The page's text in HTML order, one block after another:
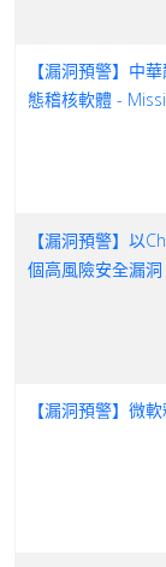
【漏洞預警】中
態稽核軟體 -
【漏洞預警】以
個高風險安全漏
【漏洞預警】微